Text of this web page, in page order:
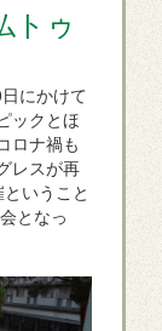
トゥ
にかけて
ックとほ
ロナ禍も
レスが再
いうこと
となっ